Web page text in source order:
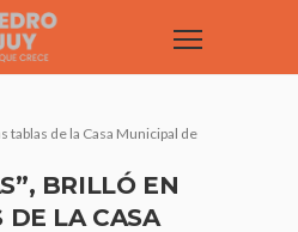
tablas de la Casa Municipal de
BRILLÓ EN
DE LA CASA